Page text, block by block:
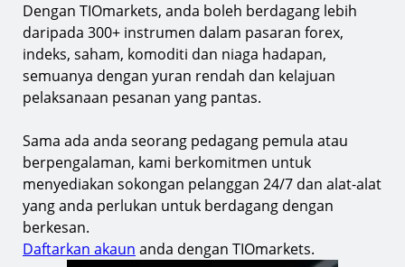
Dengan TIOmarkets, anda boleh berdagang lebih
daripada 300+ instrumen dalam pasaran forex,
indeks, saham, komoditi dan niaga hadapan,
semuanya dengan yuran rendah dan kelajuan
pelaksanaan pesanan yang pantas.
Sama ada anda seorang pedagang pemula atau
berpengalaman, kami berkomitmen untuk
menyediakan sokongan pelanggan 24/7 dan alat-alat
yang anda perlukan untuk berdagang dengan
berkesan.
Daftarkan akaun anda dengan TIOmarkets.